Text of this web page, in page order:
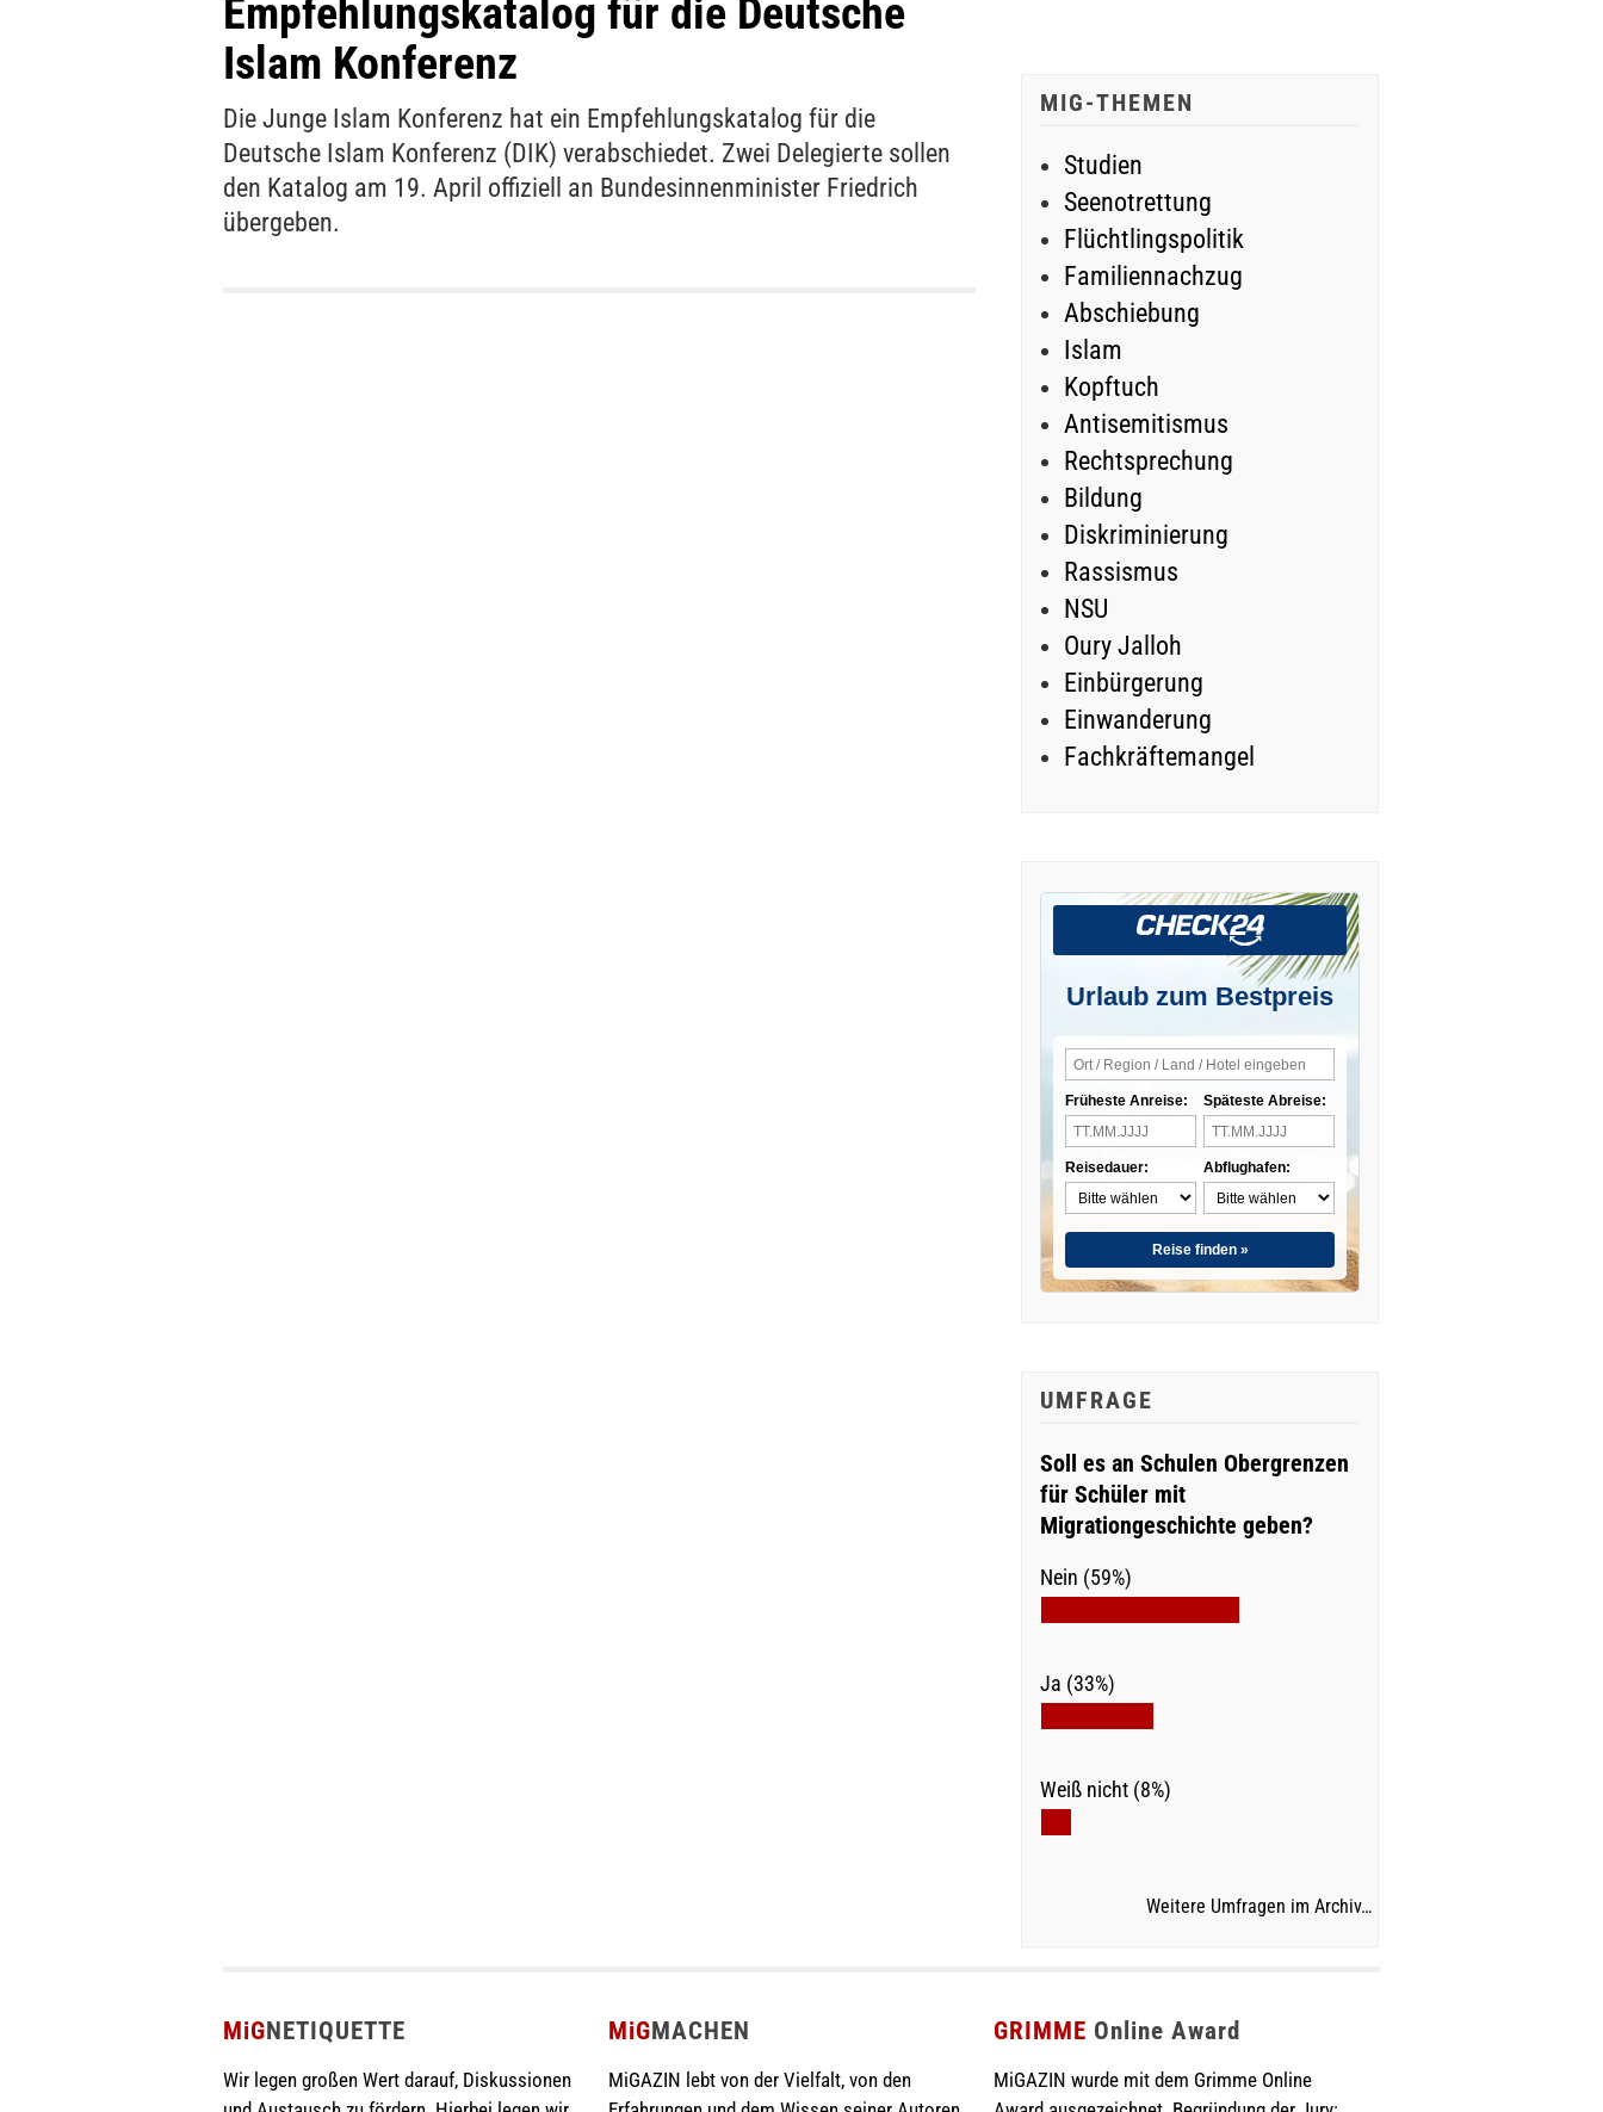
Empfehlungskatalog für die Deutsche
Islam Konferenz
Die Junge Islam Konferenz hat ein Empfehlungskatalog für die
Deutsche Islam Konferenz (DIK) verabschiedet. Zwei Delegierte sollen
den Katalog am 19. April offiziell an Bundesinnenminister Friedrich
übergeben.
MIG-THEMEN
Studien
Seenotrettung
Flüchtlingspolitik
Familiennachzug
Abschiebung
Islam
Kopftuch
Antisemitismus
Rechtsprechung
Bildung
Diskriminierung
Rassismus
NSU
Oury Jalloh
Einbürgerung
Einwanderung
Fachkräftemangel
Urlaub zum Bestpreis
Früheste Anreise:
Reisedauer:
Späteste Abreise:
Abflughafen:
Reise finden »
UMFRAGE
Soll es an Schulen Obergrenzen
für Schüler mit
Migrationgeschichte geben?
Nein (59%)
Ja (33%)
Weiß nicht (8%)
Weitere Umfragen im Archiv…
MiGNETIQUETTE
Wir legen großen Wert darauf, Diskussionen
MiGMACHEN
MiGAZIN lebt von der Vielfalt, von den
GRIMME Online Award
MiGAZIN wurde mit dem Grimme Online